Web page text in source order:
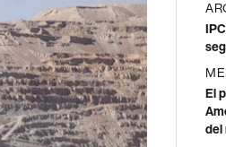
El
del